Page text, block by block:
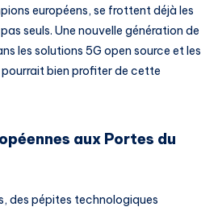
européens, se frottent déjà les
seuls. Une nouvelle génération de
les solutions 5G open source et les
bien profiter de cette
aux Portes du
des pépites technologiques